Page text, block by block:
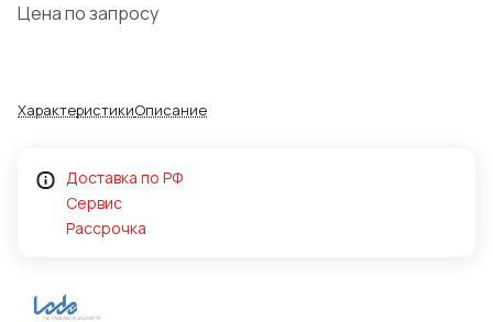
Цена по запросу
ХарактеристикиОписание
Доставка по РФ
Сервис
Рассрочка